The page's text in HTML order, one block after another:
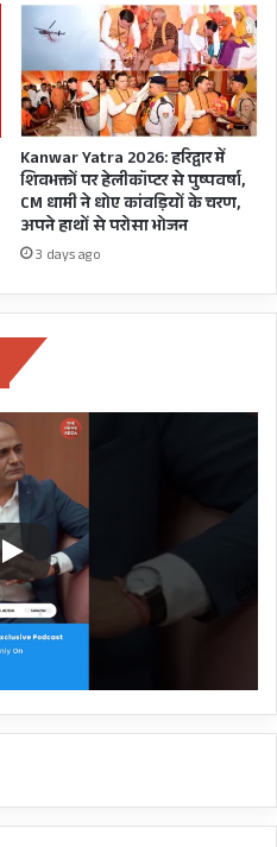
Kanwar Yatra 2026: हरिद्वार में
शिवभक्तों पर हेलीकॉप्टर से पुष्पवर्षा,
CM धामी ने धोए कांवड़ियों के चरण,
अपने हाथों से परोसा भोजन
3 days ago